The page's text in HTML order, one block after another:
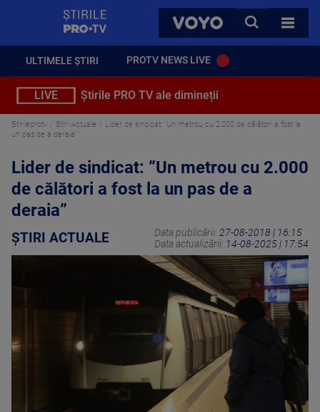
VOYO
CAUTA
TOATE
ULTIMELE ȘTIRI PROTV NEWS LIVE
LIVE Știrile PRO TV ale dimineții
Stirileprotv Știri Actuale
Lider de sindicat: ”Un metrou cu 2.000 de călători a fost la
un pas de a deraia”
Lider de sindicat: ”Un metrou cu 2.000
de călători a fost la un pas de a
deraia”
ȘTIRI ACTUALE Data publicării: 27-08-2018 | 16:15
Data actualizării: 14-08-2025 | 17:54